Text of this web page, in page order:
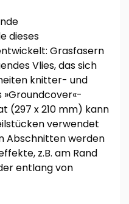
dieses
Grasfasern
Vlies, das sich
knitter- und
(297 x 210 mm) kann
verwendet
Abschnitten werden
z.B. am Rand
entlang von